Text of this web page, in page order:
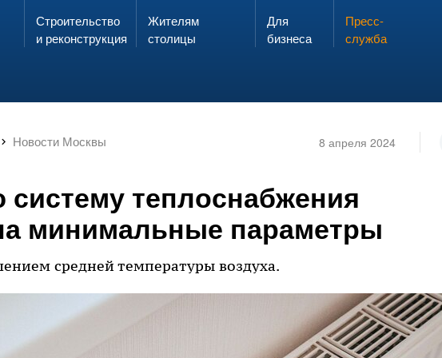
Запах газа?
ЗВОНИ 104
Строительство
и реконструкция
Жителям
столицы
Для
бизнеса
Пресс-
служба
Новости Москвы 8 апреля 2024
теплоснабжения
минимальные параметры
средней температуры воздуха.